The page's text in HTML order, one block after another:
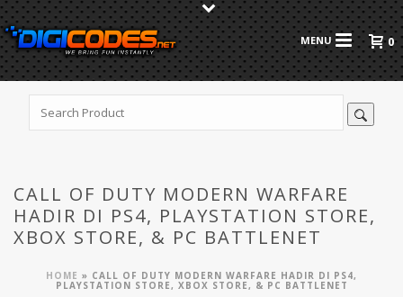
0
CALL OF DUTY MODERN WARFARE
HADIR DI PS4, PLAYSTATION STORE,
XBOX STORE, & PC BATTLENET
HOME » CALL OF DUTY MODERN WARFARE HADIR DI PS4,
PLAYSTATION STORE, XBOX STORE, & PC BATTLENET